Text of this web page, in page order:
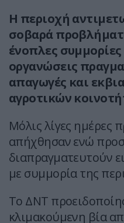
Η περιοχή
σοβαρά
ένοπλες
οργανώσεις
απαγωγές και
αγροτικών
Μόλις λίγες ημέρες
απήχθησαν ενώ
διαπραγματευτούν
με συμμορία της
Το ΔΝΤ
κλιμακούμενη βία